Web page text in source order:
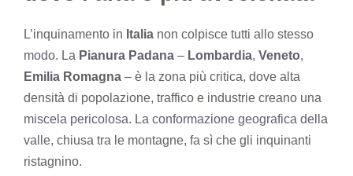
L’inquinamento in Italia non colpisce tutti allo stesso
modo. La Pianura Padana – Lombardia, Veneto,
Emilia Romagna – è la zona più critica, dove alta
densità di popolazione, traffico e industrie creano una
miscela pericolosa. La conformazione geografica della
valle, chiusa tra le montagne, fa sì che gli inquinanti
ristagnino.